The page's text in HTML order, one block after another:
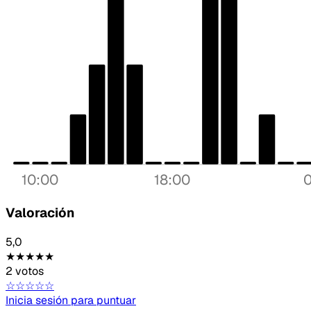
10:00 18:00
Valoración
5,0
★★★★★
2 votos
☆☆☆☆☆
Inicia sesión para puntuar